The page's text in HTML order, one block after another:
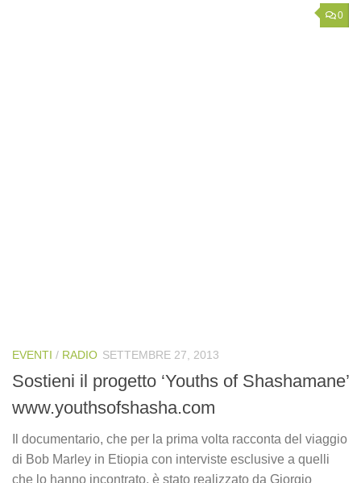
0
EVENTI / RADIO SETTEMBRE 27, 2013
Sostieni il progetto ‘Youths of Shashamane’
www.youthsofshasha.com
Il documentario, che per la prima volta racconta del viaggio
di Bob Marley in Etiopia con interviste esclusive a quelli
che lo hanno incontrato, è stato realizzato da Giorgio